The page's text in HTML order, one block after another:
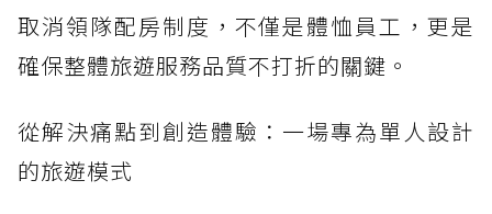
取消領隊配房制度，不僅是體恤員工，更是
確保整體旅遊服務品質不打折的關鍵。
從解決痛點到創造體驗：一場專為單人設計
的旅遊模式